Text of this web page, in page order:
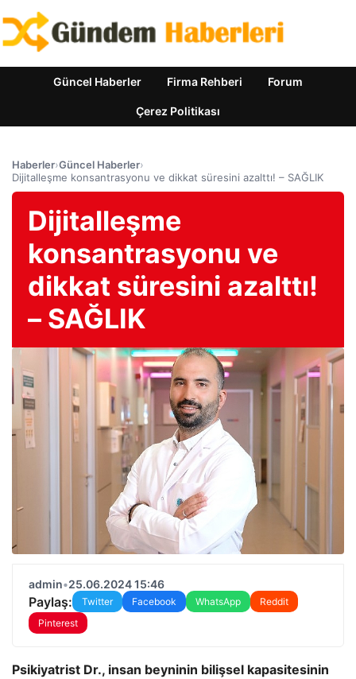
Güncel Haberler Firma Rehberi Forum
Çerez Politikası
Haberler›Güncel Haberler›
Dijitalleşme konsantrasyonu ve dikkat süresini azalttı! – SAĞLIK
Dijitalleşme
konsantrasyonu ve
dikkat süresini azalttı!
– SAĞLIK
admin•25.06.2024 15:46
Paylaş: Twitter Facebook WhatsApp
Reddit
Pinterest
Psikiyatrist Dr., insan beyninin bilişsel kapasitesinin